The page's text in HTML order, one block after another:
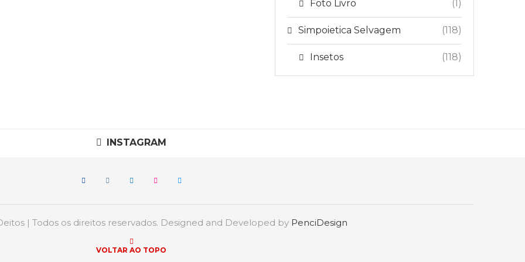
Foto Livro (1)
Simpoietica Selvagem (118)
Insetos (118)
INSTAGRAM
| Todos os direitos reservados. Designed and Developed by PenciDesign
VOLTAR AO TOPO